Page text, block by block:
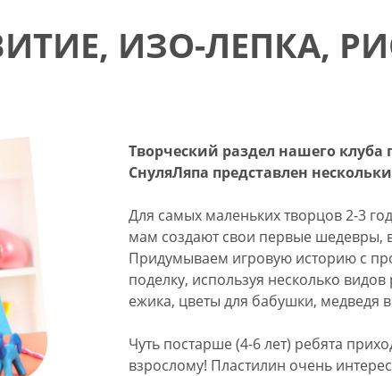
ИЗО-ЛЕПКА,
Творческий раздел нашего
СнуляЛяпа представлен
Для самых маленьких творцов 2-3
мам создают свои первые шедевры,
Придумываем игровую историю с
поделку, используя несколько
ежика, цветы для бабушки, медведя
Чуть постарше (4-6 лет) ребята
взрослому! Пластилин очень